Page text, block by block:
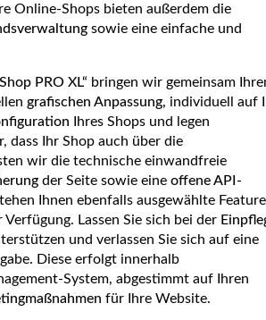
Online-Shops bieten außerdem die
sowie eine einfache und
PRO XL“ bringen wir gemeinsam
grafischen Anpassung, individuell auf
Ihres Shops und legen
dass Ihr Shop auch über die
wir die technische einwandfreie
der Seite sowie eine offene API-
Ihnen ebenfalls ausgewählte
Lassen Sie sich bei der
und verlassen Sie sich auf eine
. Diese erfolgt innerhalb
System, abgestimmt auf Ihren
für Ihre Website.